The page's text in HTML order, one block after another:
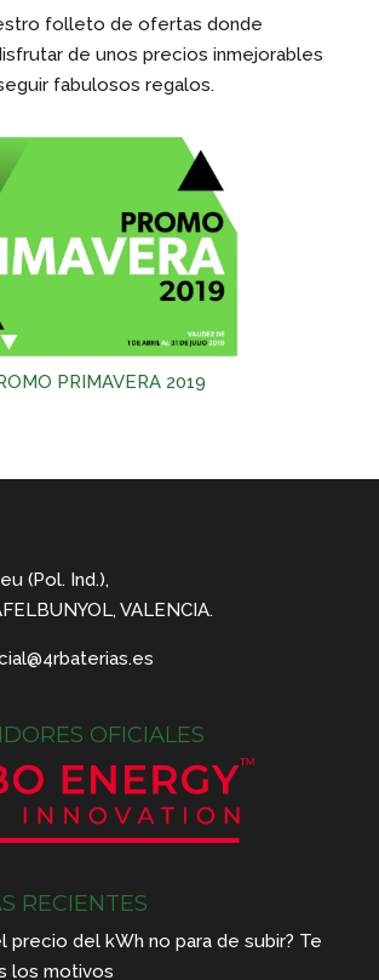
folleto de ofertas donde
de unos precios inmejorables
fabulosos regalos.
PRIMAVERA 2019
(Pol. Ind.),
VALENCIA.
OFICIALES
RECIENTES
precio del kWh no para de subir? Te
los motivos